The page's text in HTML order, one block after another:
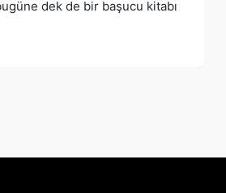
dek de bir başucu kitabı